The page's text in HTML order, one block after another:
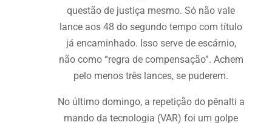
questão de justiça mesmo. Só não vale
lance aos 48 do segundo tempo com título
já encaminhado. Isso serve de escárnio,
não como “regra de compensação”. Achem
pelo menos três lances, se puderem.
No último domingo, a repetição do pênalti a
mando da tecnologia (VAR) foi um golpe